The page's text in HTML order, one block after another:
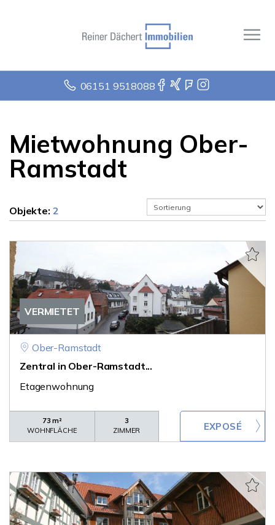
06151 9518088
Mietwohnung Ober-
Ramstadt
Objekte: 2
VERMIETET
Ober-Ramstadt
Zentral in Ober-Ramstadt...
Etagenwohnung
73 m²
WOHNFLÄCHE
3
ZIMMER